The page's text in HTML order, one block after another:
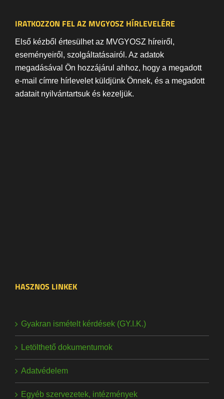
IRATKOZZON FEL AZ MVGYOSZ HÍRLEVELÉRE
Első kézből értesülhet az MVGYOSZ híreiről,
eseményeiről, szolgáltatásairól. Az adatok
megadásával Ön hozzájárul ahhoz, hogy a megadott
e-mail címre hírlevelet küldjünk Önnek, és a megadott
adatait nyilvántartsuk és kezeljük.
HASZNOS LINKEK
Gyakran ismételt kérdések (GY.I.K.)
Letölthető dokumentumok
Adatvédelem
Egyéb szervezetek, intézmények